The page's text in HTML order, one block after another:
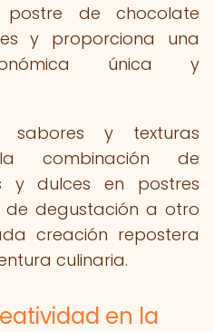
de chocolate
y proporciona una
única y
sabores y texturas
combinación de
y dulces en postres
de degustación a otro
creación repostera
culinaria.
en la